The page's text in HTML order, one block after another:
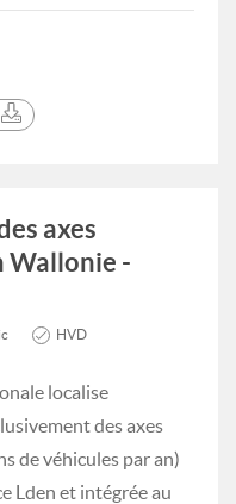
axes
Wallonie -
HVD
localise
des axes
de véhicules par an)
Lden et intégrée au